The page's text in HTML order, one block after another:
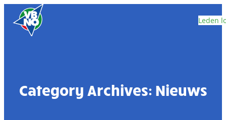
Skip to content
Leden
Category Archives: Nieuws